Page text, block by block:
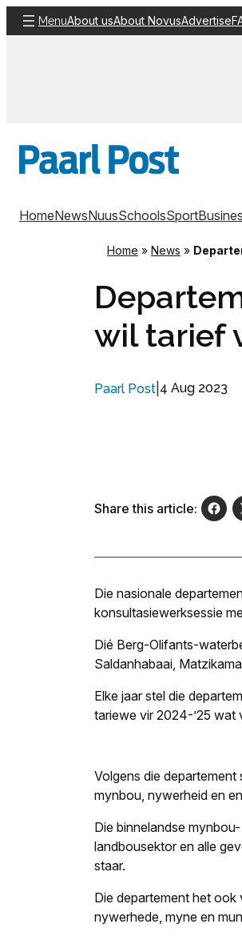
Skip
to
MenuAbout usAbout NovusAdvertise
HomeNewsNuusSchoolsSport
Home » News »
wil tarief
Paarl Post 4 Aug 2023
Share this article:
Die nasionale
konsultasiewerksessie
Dié Berg-Olifants-
Saldanhabaai,
Elke jaar stel die
tariewe vir 2024-’25 wat
Volgens die
mynbou, nywerheid en
Die binnelandse
landbousektor en alle
staar.
Die departement het ook
nywerhede, myne en